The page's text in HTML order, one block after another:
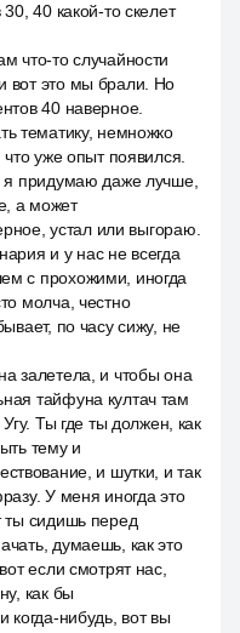
40 какой-то скелет
что-то случайности
вот это мы брали. Но
40 наверное.
тематику, немножко
уже опыт появился.
я придумаю даже лучше,
а может
устал или выгораю.
и у нас не всегда
с прохожими, иногда
молча, честно
по часу сижу, не
залетела, и чтобы она
тайфуна култач там
Ты где ты должен, как
тему и
и шутки, и так
У меня иногда это
ты сидишь перед
думаешь, как это
если смотрят нас,
как бы
когда-нибудь, вот вы